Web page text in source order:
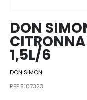
images
gallery
DON
1,5L/6
DON SIMON
REF.8107323